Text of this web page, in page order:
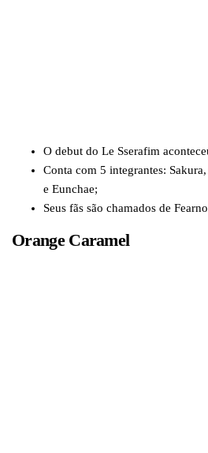
O debut do Le Sserafim
Conta com 5 integrantes:
e Eunchae;
Seus fãs são chamados de
Orange Caramel